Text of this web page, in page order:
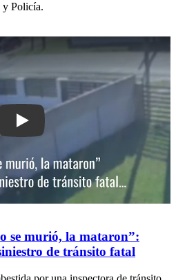
y Policía.
Play: VIDEO ┃“Mi mamá no se
se murió, la mataron”:
de tránsito fatal